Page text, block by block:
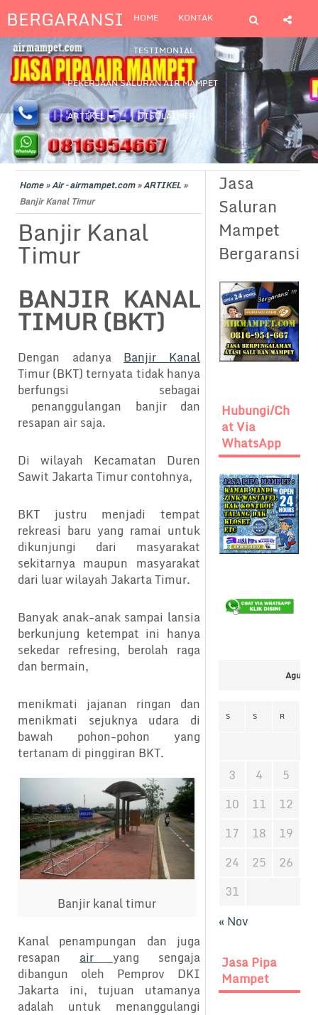
BERGARANSI HOME KONTAK
TESTIMONIAL
PEKERJAAN SALURAN AIR MAMPET
ARTIKEL DISCLAIMER
Home»Air – airmampet.com»ARTIKEL »
Banjir Kanal Timur
Banjir Kanal
Timur
BANJIR KANAL
TIMUR (BKT)
Dengan adanyaBanjir Kanal
Timur (BKT) ternyata tidak hanya
berfungsi sebagai
penanggulangan banjir dan
resapan air saja.
Di wilayah Kecamatan Duren
Sawit Jakarta Timur contohnya,
BKT justru menjadi tempat
rekreasi baru yang ramai untuk
dikunjungi dari masyarakat
sekitarnya maupun masyarakat
dari luar wilayah Jakarta Timur.
Banyak anak-anak sampai lansia
berkunjung ketempat ini hanya
sekedar refresing, berolah raga
dan bermain,
menikmati jajanan ringan dan
menikmati sejuknya udara di
bawah pohon-pohon yang
tertanam di pinggiran BKT.
Banjir kanal timur
Kanal penampungan dan juga
resapan air yang sengaja
dibangun oleh Pemprov DKI
Jakarta ini, tujuan utamanya
adalah untuk menanggulangi
Jasa
Saluran
Mampet
Bergaransi
Hubungi/Ch
At Via
WhatsApp
S S R
3 4 5
10
11 12
17
18 19
24
25 26
31
« Nov
Jasa Pipa
Mampet